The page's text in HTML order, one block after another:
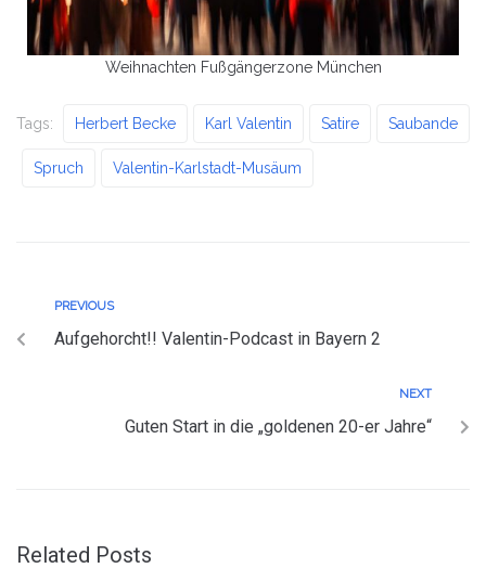
Weihnachten Fußgängerzone München
Tags: Herbert Becke Karl Valentin Satire Saubande
Spruch Valentin-Karlstadt-Musäum
PREVIOUS
Aufgehorcht!! Valentin-Podcast in Bayern 2
NEXT
Guten Start in die „goldenen 20-er Jahre“
Related Posts